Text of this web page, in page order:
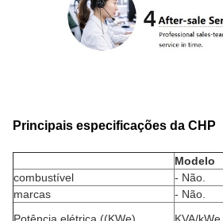
Principais especificações da CHP
Modelo
combustível
- Não.
marcas
- Não.